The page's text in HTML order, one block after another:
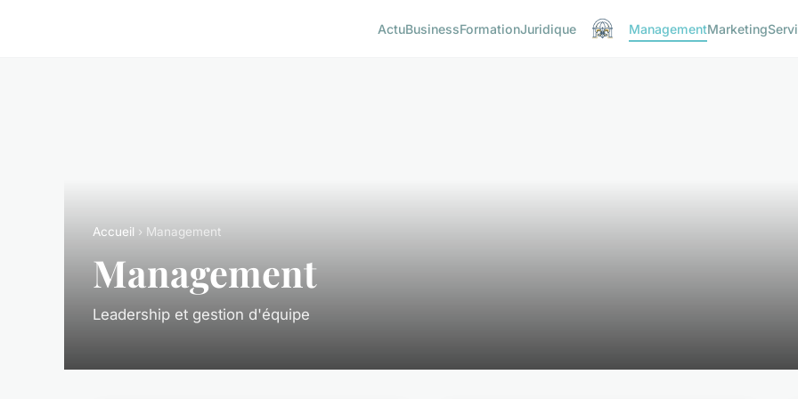
ActuBusinessFormationJuridique ManagementMarketing
Accueil › Management
Management
Leadership et gestion d'équipe